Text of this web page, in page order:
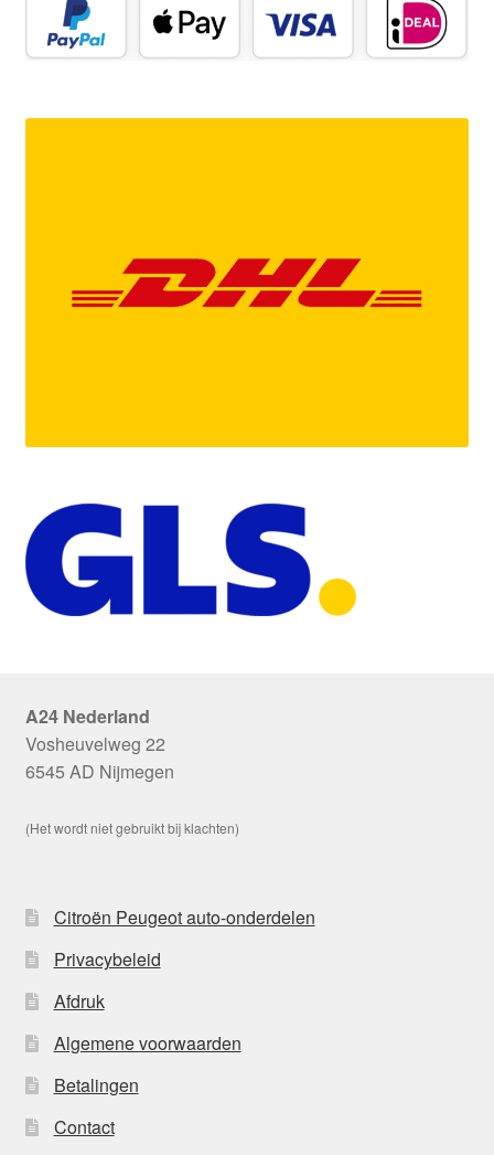
A24 Nederland
Vosheuvelweg 22
6545 AD Nijmegen
(Het wordt niet gebruikt bij klachten)
Citroën Peugeot auto-onderdelen
Privacybeleid
Afdruk
Algemene voorwaarden
Betalingen
Contact